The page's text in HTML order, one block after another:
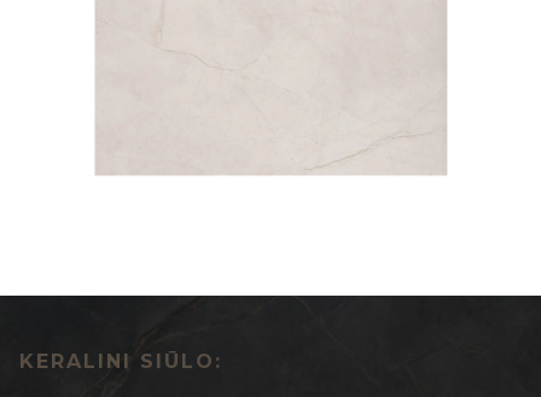
KERALINI SIŪLO: